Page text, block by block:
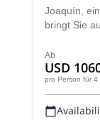
del Plata
Joaquín,
bringt Sie
auf einem
Aufstieg
aus!
Ab
USD
pro Person für 4